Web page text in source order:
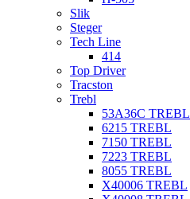
Slik
Steger
Tech Line
414
Top Driver
Tracston
Trebl
53A36C TREBL
6215 TREBL
7150 TREBL
7223 TREBL
8055 TREBL
X40006 TREBL